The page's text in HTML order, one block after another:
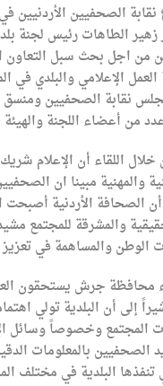
الصحفيين الأردنيين
زهير الطاهات رئيس لجنة
من اجل بحث سبل التعاون
الإعلامي والبلدي في
نقابة الصحفيين ومنسق
من أعضاء اللجنة والهيئة
اللقاء أن الإعلام
والمهنية مبينا ان
الصحافة الأردنية أصبحت
والمشرقة للمجتمع
الوطن والمساهمة في تعزيز
محافظة جرش يستحقون
إلى أن البلدية تولي
وخصوصاً وسائل
الصحفيين بالمعلومات
تنفذها البلدية في مختلف